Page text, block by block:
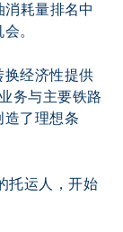
耗量排名中
。
经济性提供
务与主要铁路
了理想条